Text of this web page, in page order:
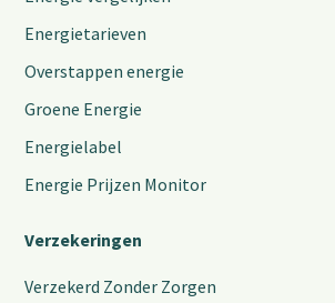
Energietarieven
Overstappen energie
Groene Energie
Energielabel
Energie Prijzen Monitor
Verzekeringen
Verzekerd Zonder Zorgen